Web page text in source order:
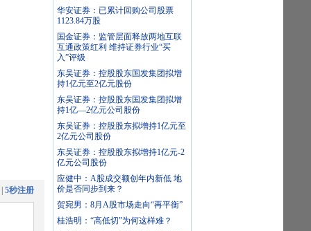
5秒注册
华安证券：已累计回购公司股票
1123.84万股
国金证券：监管层面释放两地互联
互通政策红利 维持证券行业“买
入”评级
东吴证券：控股股东国发集团拟增
持1亿元至2亿元股份
东吴证券：控股股东国发集团拟增
持1亿—2亿元公司股份
东吴证券：控股股东拟增持1亿元至
2亿元公司股份
东吴证券：控股股东拟增持1亿元-2
亿元公司股份
应健中：A股成交额创年内新低 地
价是否同步到来？
贺宛男：8月A股市场走向“再平衡”
桂浩明：“高低切”为何这样难？